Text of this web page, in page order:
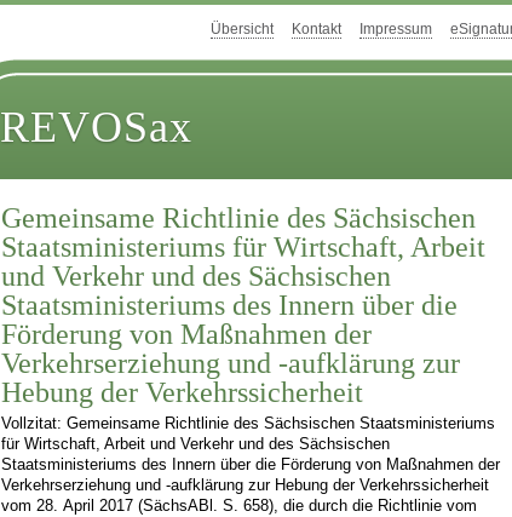
Übersicht Kontakt Impressum
REVOSax
Gemeinsame Richtlinie des Sächsischen
Staatsministeriums für Wirtschaft, Arbeit
und Verkehr und des Sächsischen
Staatsministeriums des Innern über die
Förderung von Maßnahmen der
Verkehrserziehung und -aufklärung zur
Hebung der Verkehrssicherheit
Vollzitat: Gemeinsame Richtlinie des Sächsischen Staatsministeriums
für Wirtschaft, Arbeit und Verkehr und des Sächsischen
Staatsministeriums des Innern über die Förderung von Maßnahmen der
Verkehrserziehung und -aufklärung zur Hebung der Verkehrssicherheit
vom 28. April 2017 (SächsABl. S. 658), die durch die Richtlinie vom